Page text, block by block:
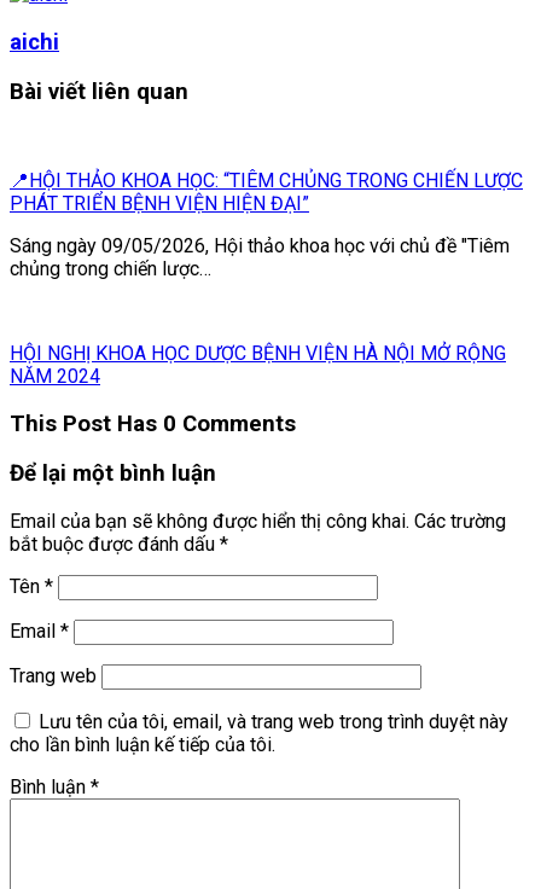
aichi
Bài viết liên quan
📍HỘI THẢO KHOA HỌC: “TIÊM CHỦNG TRONG CHIẾN LƯỢC
PHÁT TRIỂN BỆNH VIỆN HIỆN ĐẠI”
Sáng ngày 09/05/2026, Hội thảo khoa học với chủ đề "Tiêm
chủng trong chiến lược…
HỘI NGHỊ KHOA HỌC DƯỢC BỆNH VIỆN HÀ NỘI MỞ RỘNG
NĂM 2024
This Post Has 0 Comments
Để lại một bình luận
Email của bạn sẽ không được hiển thị công khai. Các trường
bắt buộc được đánh dấu *
Tên *
Email *
Trang web
Lưu tên của tôi, email, và trang web trong trình duyệt này
cho lần bình luận kế tiếp của tôi.
Bình luận *